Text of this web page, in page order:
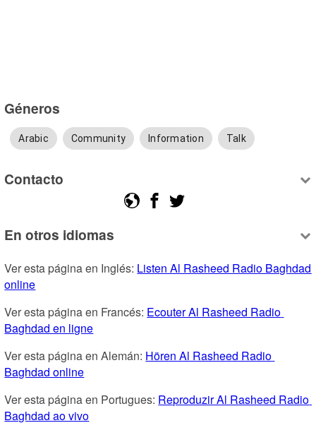
Géneros
Arabic Community Information Talk
Contacto
En otros idiomas
Ver esta página en Inglés: Listen Al Rasheed Radio Baghdad
online
Ver esta página en Francés: Ecouter Al Rasheed Radio
Baghdad en ligne
Ver esta página en Alemán: Hören Al Rasheed Radio
Baghdad online
Ver esta página en Portugues: Reproduzir Al Rasheed Radio
Baghdad ao vivo